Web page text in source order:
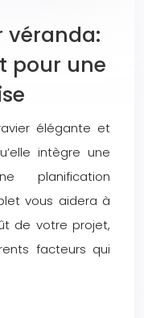
véranda:
pour une
élégante et
intègre une
planification
vous aidera à
de votre projet,
facteurs qui